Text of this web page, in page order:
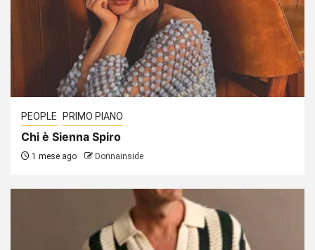
PEOPLE PRIMO PIANO
Chi è Sienna Spiro
1 mese ago Donnainside